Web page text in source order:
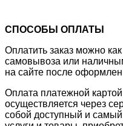
СПОСОБЫ ОПЛАТЫ
Оплатить заказ можно
самовывоза или
на сайте после
Оплата платежной
осуществляется через
собой доступный и